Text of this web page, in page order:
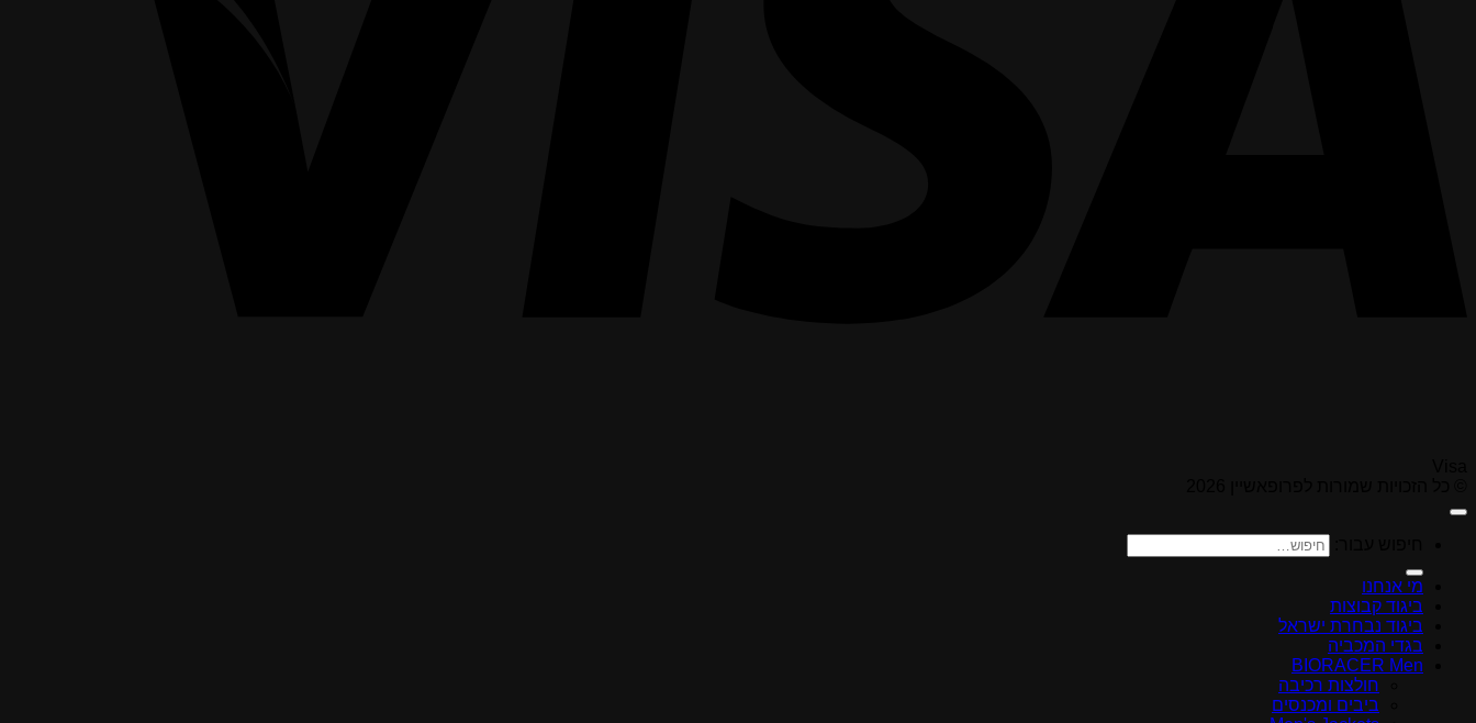
מי אנחנו
ביגוד קבוצות
ביגוד נבחרת ישראל
בגדי המכביה
BIORACER Men
חולצות רכיבה
ביבים ומכנסים